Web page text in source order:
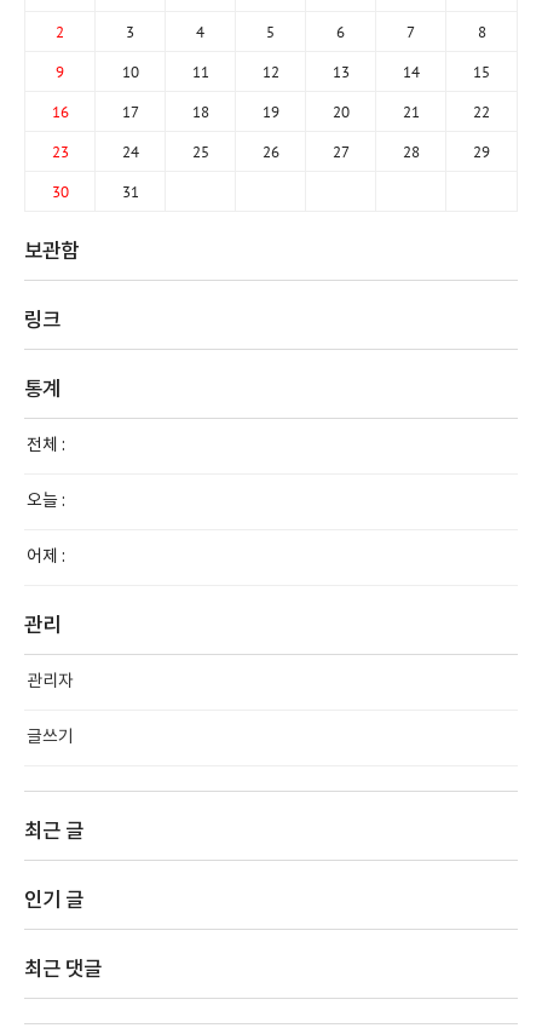
2 3 4 5 6 7 8
9 10 11 12 13 14 15
16 17 18 19 20 21 22
23 24 25 26 27 28 29
30 31
보관함
링크
통계
전체 :
오늘 :
어제 :
관리
관리자
글쓰기
최근 글
인기 글
최근 댓글